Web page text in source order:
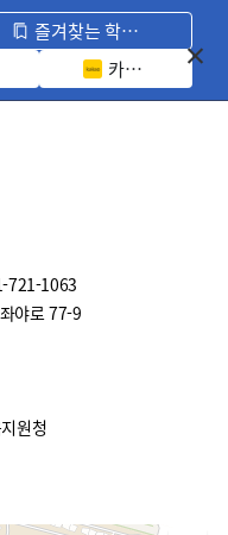
즐겨찾는 학교 모아보기
카카오톡 공유
721-1063
야로 77-9
원청